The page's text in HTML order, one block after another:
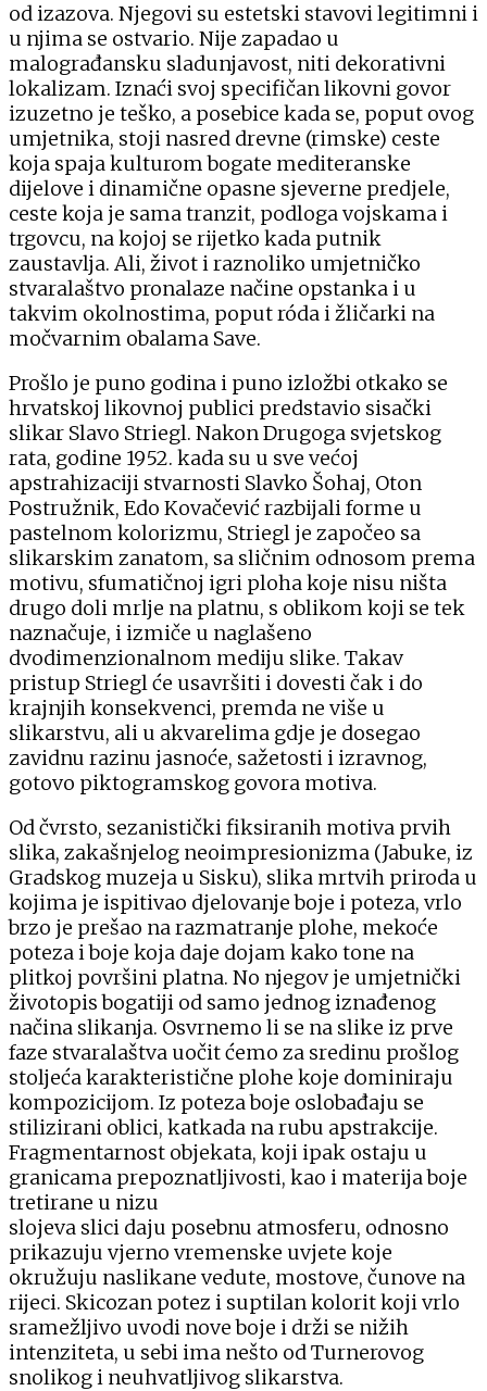
od izazova. Njegovi su estetski stavovi legitimni i
u njima se ostvario. Nije zapadao u
malograđansku sladunjavost, niti dekorativni
lokalizam. Iznaći svoj specifičan likovni govor
izuzetno je teško, a posebice kada se, poput ovog
umjetnika, stoji nasred drevne (rimske) ceste
koja spaja kulturom bogate mediteranske
dijelove i dinamične opasne sjeverne predjele,
ceste koja je sama tranzit, podloga vojskama i
trgovcu, na kojoj se rijetko kada putnik
zaustavlja. Ali, život i raznoliko umjetničko
stvaralaštvo pronalaze načine opstanka i u
takvim okolnostima, poput róda i žličarki na
močvarnim obalama Save.
Prošlo je puno godina i puno izložbi otkako se
hrvatskoj likovnoj publici predstavio sisački
slikar Slavo Striegl. Nakon Drugoga svjetskog
rata, godine 1952. kada su u sve većoj
apstrahizaciji stvarnosti Slavko Šohaj, Oton
Postružnik, Edo Kovačević razbijali forme u
pastelnom kolorizmu, Striegl je započeo sa
slikarskim zanatom, sa sličnim odnosom prema
motivu, sfumatičnoj igri ploha koje nisu ništa
drugo doli mrlje na platnu, s oblikom koji se tek
naznačuje, i izmiče u naglašeno
dvodimenzionalnom mediju slike. Takav
pristup Striegl će usavršiti i dovesti čak i do
krajnjih konsekvenci, premda ne više u
slikarstvu, ali u akvarelima gdje je dosegao
zavidnu razinu jasnoće, sažetosti i izravnog,
gotovo piktogramskog govora motiva.
Od čvrsto, sezanistički fiksiranih motiva prvih
slika, zakašnjelog neoimpresionizma (Jabuke, iz
Gradskog muzeja u Sisku), slika mrtvih priroda u
kojima je ispitivao djelovanje boje i poteza, vrlo
brzo je prešao na razmatranje plohe, mekoće
poteza i boje koja daje dojam kako tone na
plitkoj površini platna. No njegov je umjetnički
životopis bogatiji od samo jednog iznađenog
načina slikanja. Osvrnemo li se na slike iz prve
faze stvaralaštva uočit ćemo za sredinu prošlog
stoljeća karakteristične plohe koje dominiraju
kompozicijom. Iz poteza boje oslobađaju se
stilizirani oblici, katkada na rubu apstrakcije.
Fragmentarnost objekata, koji ipak ostaju u
granicama prepoznatljivosti, kao i materija boje
tretirane u nizu
slojeva slici daju posebnu atmosferu, odnosno
prikazuju vjerno vremenske uvjete koje
okružuju naslikane vedute, mostove, čunove na
rijeci. Skicozan potez i suptilan kolorit koji vrlo
sramežljivo uvodi nove boje i drži se nižih
intenziteta, u sebi ima nešto od Turnerovog
snolikog i neuhvatljivog slikarstva.